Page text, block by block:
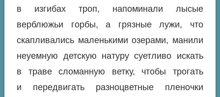
в изгибах троп, напоминали лысые
верблюжьи горбы, а грязные лужи, что
скапливались маленькими озерами, манили
неуемную детскую натуру суетливо искать
в траве сломанную ветку, чтобы трогать
и передвигать разноцветные пленочки